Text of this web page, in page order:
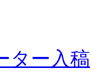
ター入稿